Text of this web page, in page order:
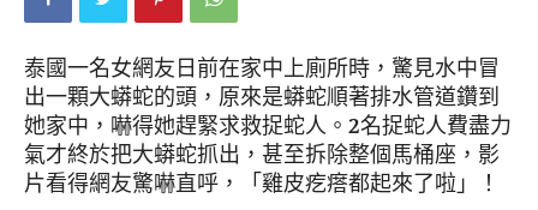
泰國一名女網友日前在家中上廁所時，驚見水中冒
出一顆大蟒蛇的頭，原來是蟒蛇順著排水管道鑽到
她家中，嚇得她趕緊求救捉蛇人。2名捉蛇人費盡力
氣才終於把大蟒蛇抓出，甚至拆除整個馬桶座，影
片看得網友驚嚇直呼，「雞皮疙瘩都起來了啦」！